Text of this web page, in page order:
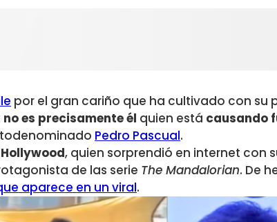
por el gran cariño que ha cultivado con su
no es precisamente él quien está causando
Pedro Pascual.
, quien sorprendió en internet con
de las serie The Mandalorian. De
aparece en un viral.